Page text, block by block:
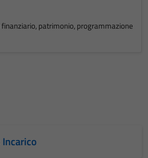
patrimonio, programmazione